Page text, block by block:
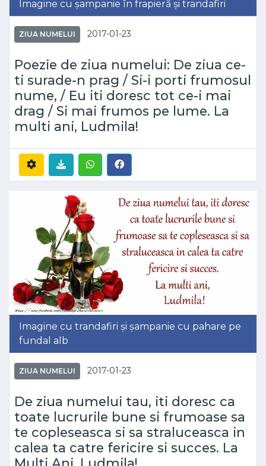
Imagine cu șampanie în frapieră și trandafiri
ZIUA NUMELUI 2017-01-23
Poezie de ziua numelui: De ziua ce-
ti surade-n prag / Si-i porti frumosul
nume, / Eu iti doresc tot ce-i mai
drag / Si mai frumos pe lume. La
multi ani, Ludmila!
Imagine cu trandafiri și șampanie cu pahare pe
fundal alb
ZIUA NUMELUI 2017-01-23
De ziua numelui tau, iti doresc ca
toate lucrurile bune si frumoase sa
te copleseasca si sa straluceasca in
calea ta catre fericire si succes. La